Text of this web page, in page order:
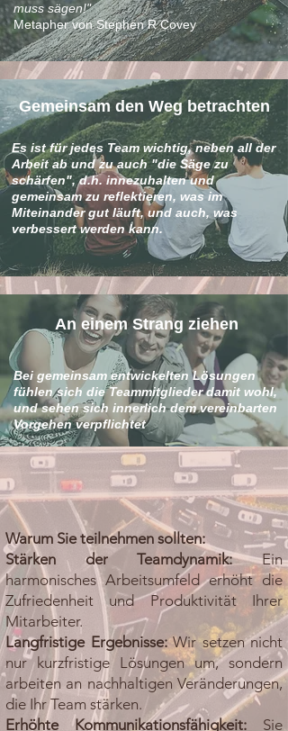
Warum Sie teilnehmen sollten:
Stärken der Teamdynamik:Ein
harmonisches Arbeitsumfeld erhöht die
Zufriedenheit und Produktivität Ihrer
Mitarbeiter.
Langfristige Ergebnisse:Wir setzen nicht
nur kurzfristige Lösungen um, sondern
arbeiten an nachhaltigen Veränderungen,
die Ihr Team stärken.
Erhöhte Kommunikationsfähigkeit: Sie
muss sägen!"
Metapher von Stephen R Covey
Gemeinsam den Weg betrachten
Es ist für jedes Team wichtig, neben all der
Arbeit ab und zu auch "die Säge zu
schärfen", d.h. innezuhalten und
gemeinsam zu reflektieren, was im
Miteinander gut läuft, und auch, was
verbessert werden kann.
An einem Strang ziehen
Bei gemeinsam entwickelten Lösungen
fühlen sich die Teammitglieder damit wohl,
und sehen sich innerlich dem vereinbarten
Vorgehen verpflichtet